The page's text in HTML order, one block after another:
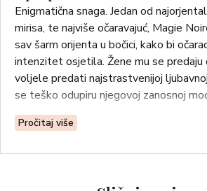
Enigmatična snaga. Jedan od
mirisa, te najviše očaravajuć, Magie
sav šarm orijenta u bočici, kako bi
intenzitet osjetila. Žene mu se predaju
voljele predati najstrastvenijoj
se teško odupiru njegovoj zanosnoj
Pročitaj više